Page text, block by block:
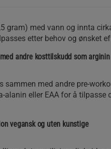
gram) med vann og innta
etter behov og ønsket
andre kosttilskudd som
sammen med andre pre-
alanin eller EAA for å tilpasse
vegansk og uten kunstige